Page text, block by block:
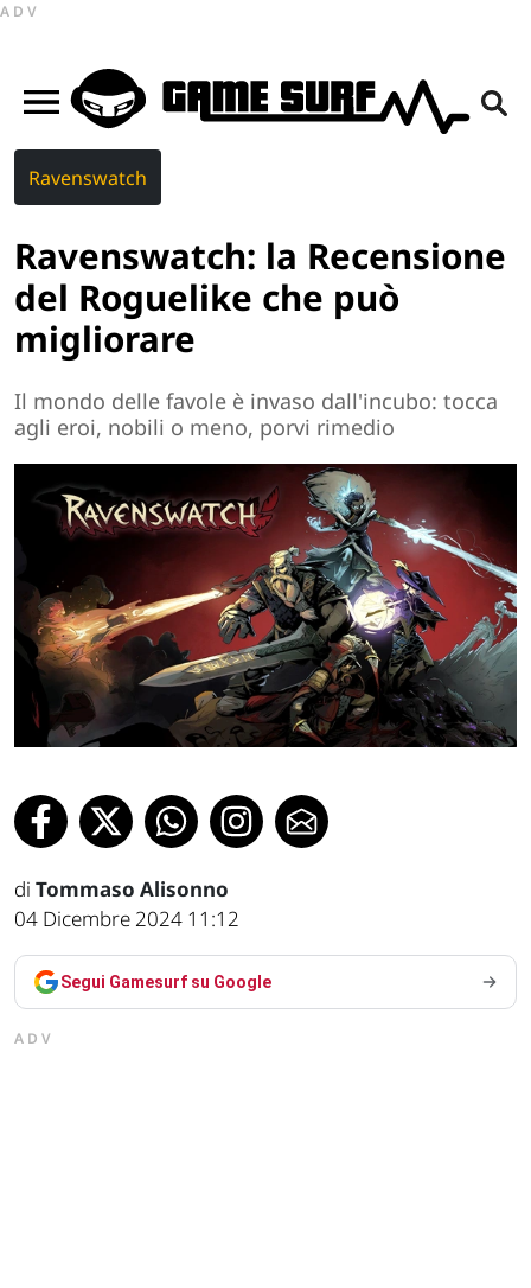
ADV
Ravenswatch
Ravenswatch: la Recensione
del Roguelike che può
migliorare
Il mondo delle favole è invaso dall'incubo: tocca
agli eroi, nobili o meno, porvi rimedio
di Tommaso Alisonno
04 Dicembre 2024 11:12
Segui Gamesurf su Google
ADV